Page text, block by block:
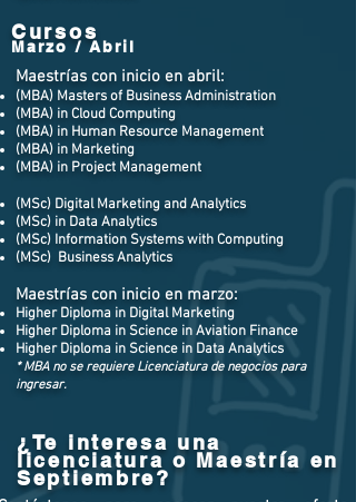
Cursos
Marzo / Abril
Maestrías con inicio en abril:
(MBA) Masters of Business Administration
(MBA) in Cloud Computing
(MBA) in Human Resource Management
(MBA) in Marketing
(MBA) in Project Management
(MSc) Digital Marketing and Analytics
(MSc) in Data Analytics
(MSc) Information Systems with Computing
(MSc) Business Analytics
Maestrías con inicio en marzo:
Higher Diploma in Digital Marketing
Higher Diploma in Science in Aviation Finance
Higher Diploma in Science in Data Analytics
*MBA no se requiere Licenciatura de negocios para
ingresar.
¿Te interesa una
licenciatura o Maestría en
Septiembre?